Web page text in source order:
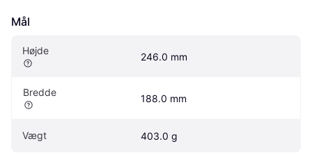
Mål
Højde
246.0 mm
Bredde
188.0 mm
Vægt 403.0 g